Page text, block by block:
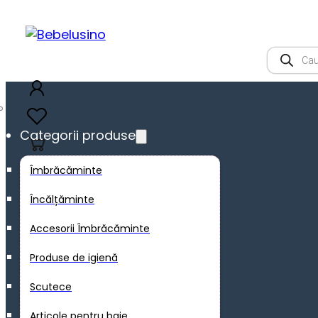
search
0
Categorii produse
Îmbrăcăminte
Încălțăminte
Accesorii Îmbrăcăminte
Produse de igienă
Scutece